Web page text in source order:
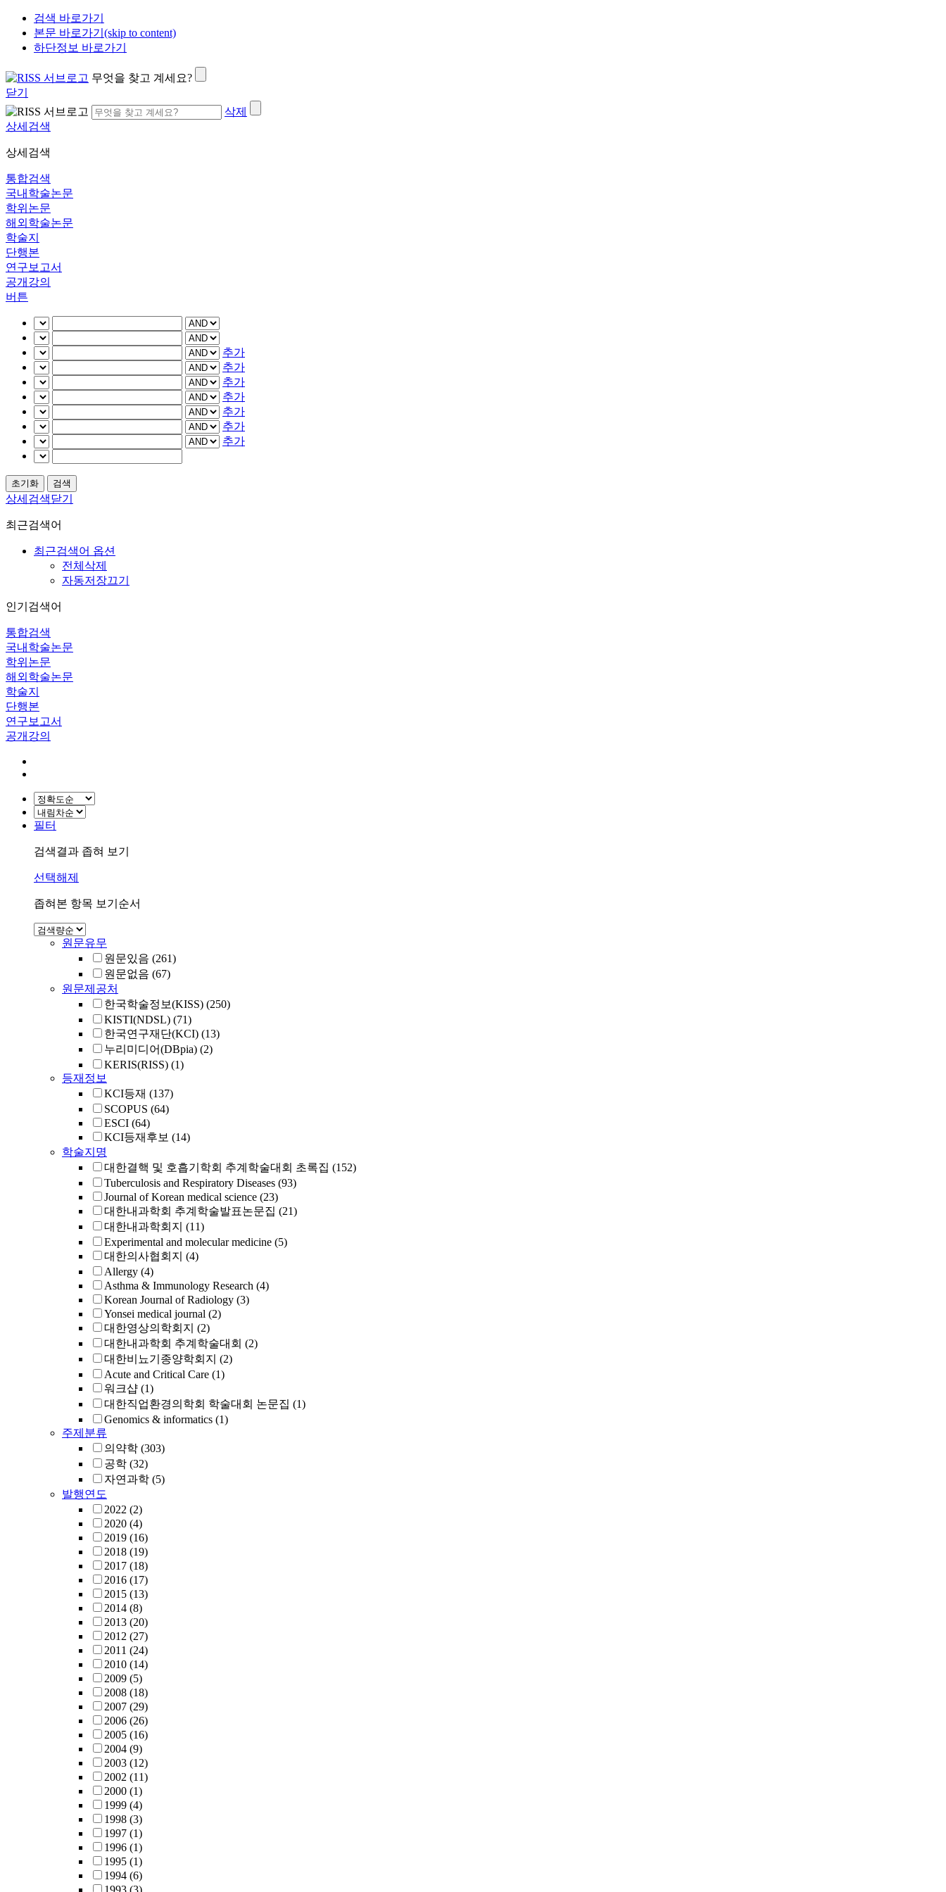
검색 바로가기
본문 바로가기(skip to content)
하단정보 바로가기
무엇을 찾고 계세요?
닫기
삭제
상세검색
상세검색
통합검색
국내학술논문
학위논문
해외학술논문
학술지
단행본
연구보고서
공개강의
버튼
추가
추가
추가
추가
추가
추가
추가
상세검색닫기
최근검색어
최근검색어 옵션
전체삭제
자동저장끄기
인기검색어
통합검색
국내학술논문
학위논문
해외학술논문
학술지
단행본
연구보고서
공개강의
필터
검색결과 좁혀 보기
선택해제
좁혀본 항목 보기순서
원문유무
원문있음 (261)
원문없음 (67)
원문제공처
한국학술정보(KISS) (250)
KISTI(NDSL) (71)
한국연구재단(KCI) (13)
누리미디어(DBpia) (2)
KERIS(RISS) (1)
등재정보
KCI등재 (137)
SCOPUS (64)
ESCI (64)
KCI등재후보 (14)
학술지명
대한결핵 및 호흡기학회 추계학술대회 초록집 (152)
Tuberculosis and Respiratory Diseases (93)
Journal of Korean medical science (23)
대한내과학회 추계학술발표논문집 (21)
대한내과학회지 (11)
Experimental and molecular medicine (5)
대한의사협회지 (4)
Allergy (4)
Asthma & Immunology Research (4)
Korean Journal of Radiology (3)
Yonsei medical journal (2)
대한영상의학회지 (2)
대한내과학회 추계학술대회 (2)
대한비뇨기종양학회지 (2)
Acute and Critical Care (1)
워크샵 (1)
대한직업환경의학회 학술대회 논문집 (1)
Genomics & informatics (1)
주제분류
의약학 (303)
공학 (32)
자연과학 (5)
발행연도
2022 (2)
2020 (4)
2019 (16)
2018 (19)
2017 (18)
2016 (17)
2015 (13)
2014 (8)
2013 (20)
2012 (27)
2011 (24)
2010 (14)
2009 (5)
2008 (18)
2007 (29)
2006 (26)
2005 (16)
2004 (9)
2003 (12)
2002 (11)
2000 (1)
1999 (4)
1998 (3)
1997 (1)
1996 (1)
1995 (1)
1994 (6)
1993 (3)